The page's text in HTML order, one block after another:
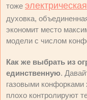
тоже электрическая
духовка,
экономит место
модели с числом
Как же выбрать из
единственную.
газовыми
плохо контролируют